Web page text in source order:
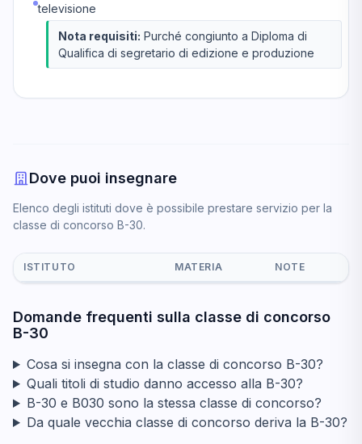
televisione
Nota requisiti: Purché congiunto a Diploma di
Qualifica di segretario di edizione e produzione
Dove puoi insegnare
Elenco degli istituti dove è possibile prestare servizio per la
classe di concorso B-30.
ISTITUTO MATERIA NOTE
Domande frequenti sulla classe di concorso
B-30
Cosa si insegna con la classe di concorso B-30?
Quali titoli di studio danno accesso alla B-30?
B-30 e B030 sono la stessa classe di concorso?
Da quale vecchia classe di concorso deriva la B-30?